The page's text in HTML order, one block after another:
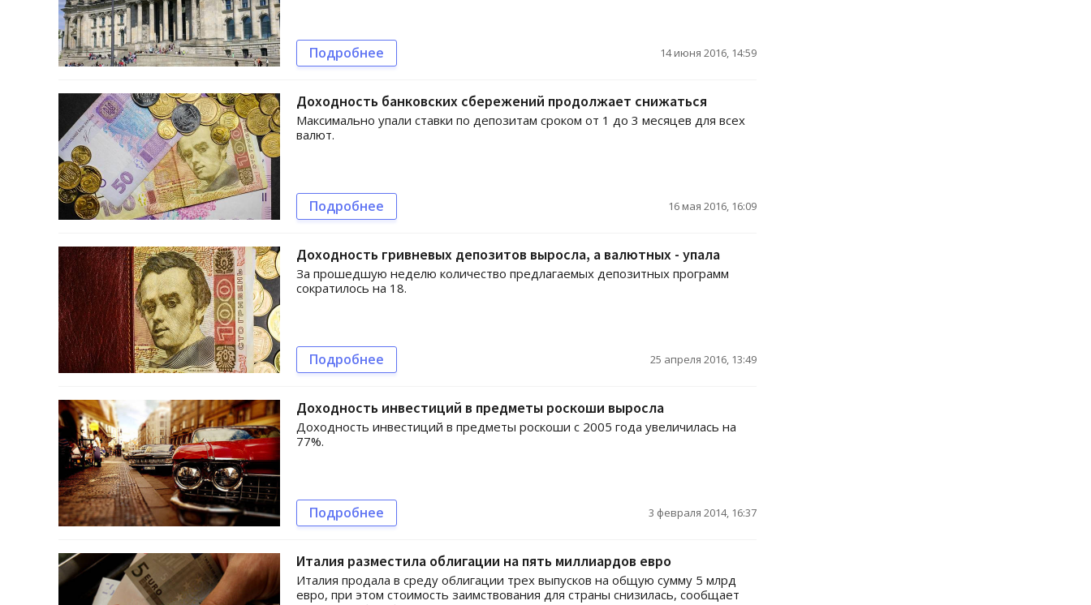
Подробнее 14 июня 2016, 14:59
Доходность банковских сбережений продолжает снижаться
Максимально упали ставки по депозитам сроком от 1 до 3 месяцев для всех
валют.
Подробнее 16 мая 2016, 16:09
Доходность гривневых депозитов выросла, а валютных - упала
За прошедшую неделю количество предлагаемых депозитных программ
сократилось на 18.
Подробнее 25 апреля 2016, 13:49
Доходность инвестиций в предметы роскоши выросла
Доходность инвестиций в предметы роскоши с 2005 года увеличилась на
77%.
Подробнее 3 февраля 2014, 16:37
Италия разместила облигации на пять миллиардов евро
Италия продала в среду облигации трех выпусков на общую сумму 5 млрд
евро, при этом стоимость заимствования для страны снизилась, сообщает